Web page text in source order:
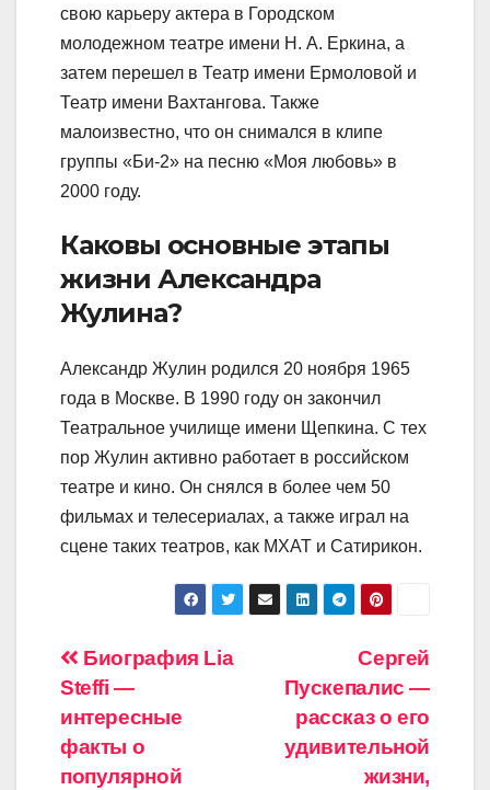
свою карьеру актера в Городском
молодежном театре имени Н. А. Еркина, а
затем перешел в Театр имени Ермоловой и
Театр имени Вахтангова. Также
малоизвестно, что он снимался в клипе
группы «Би-2» на песню «Моя любовь» в
2000 году.
Каковы основные этапы
жизни Александра
Жулина?
Александр Жулин родился 20 ноября 1965
года в Москве. В 1990 году он закончил
Театральное училище имени Щепкина. С тех
пор Жулин активно работает в российском
театре и кино. Он снялся в более чем 50
фильмах и телесериалах, а также играл на
сцене таких театров, как МХАТ и Сатирикон.
Навигация
по
записям
Сергей
Пускепалис —
рассказ о его
удивительной
жизни,
Биография Lia
Steffi —
интересные
факты о
популярной